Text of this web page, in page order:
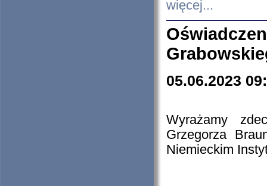
więcej...
05.06.2023
Wyrażamy
Grzegorza
Niemieckim